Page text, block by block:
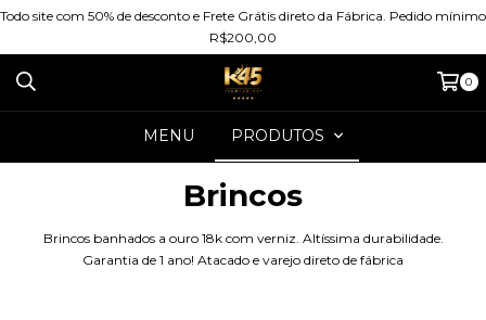
Todo site com 50% de desconto e Frete Grátis direto da Fábrica. Pedido mínimo
R$200,00
0
MENU PRODUTOS
Brincos
Brincos banhados a ouro 18k com verniz. Altíssima durabilidade.
Garantia de 1 ano! Atacado e varejo direto de fábrica